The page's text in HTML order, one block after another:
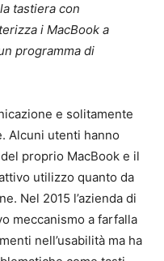
tastiera con
i MacBook a
programma di
e solitamente
Alcuni utenti hanno
proprio MacBook e il
utilizzo quanto da
Nel 2015 l’azienda di
meccanismo a farfalla
nell’usabilità ma ha